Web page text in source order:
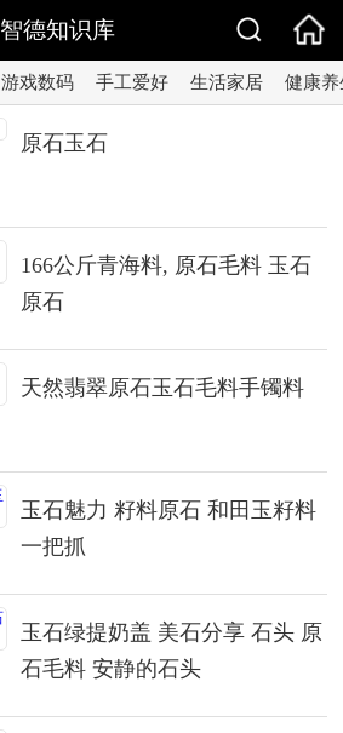
智德知识库
游戏数码 手工爱好 生活家居 健康养
原石玉石
166公斤青海料, 原石毛料 玉石
原石
天然翡翠原石玉石毛料手镯料
玉石魅力 籽料原石 和田玉籽料
一把抓
玉石绿提奶盖 美石分享 石头 原
石毛料 安静的石头